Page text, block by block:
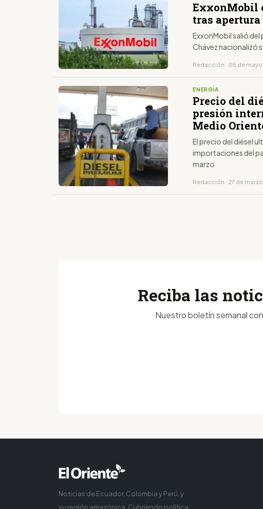
ExxonMobil
tras
ExxonMobil salió
Chávez nacionalizó
Redacción · 05 de
ENERGÍA
Precio del
presión
Medio
El precio del diésel
importaciones del
marzo
Redacción · 27 de
Reciba las
Nuestro boletín semanal
Noticias de Ecuador, Colombia y Perú, y
su región amazónica. Cubriendo política,